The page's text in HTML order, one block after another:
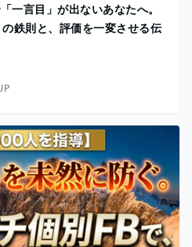
一言目」が出ないあなたへ。
鉄則と、評価を一変させる伝